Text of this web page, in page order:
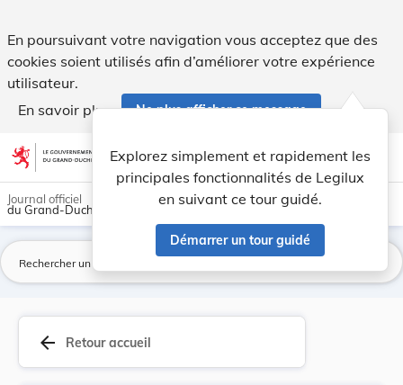
En poursuivant votre navigation vous acceptez que des
cookies soient utilisés afin d’améliorer votre expérience
utilisateur.
En savoir plus
Ne plus afficher ce message
Aller au contenu account_circle help Aide
Explorez simplement et rapidement les
principales fonctionnalités de Legilux
en suivant ce tour guidé.
Démarrer un tour guidé
light_mode dark_mode
Journal officiel
du Grand-Duché de Luxembourg
arrow_back Retour accueil